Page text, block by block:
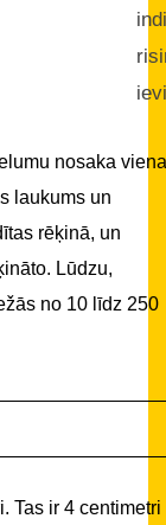
nosaka
laukums un
rēķinā, un
Lūdzu,
no 10 līdz 250
Tas ir 4 centimetri